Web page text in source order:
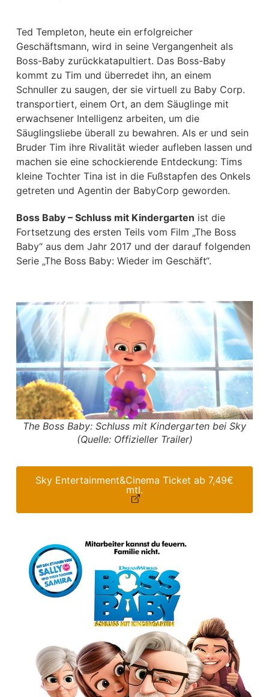
Ted Templeton, heute ein erfolgreicher
Geschäftsmann, wird in seine Vergangenheit als
Boss-Baby zurückkatapultiert. Das Boss-Baby
kommt zu Tim und überredet ihn, an einem
Schnuller zu saugen, der sie virtuell zu Baby Corp.
transportiert, einem Ort, an dem Säuglinge mit
erwachsener Intelligenz arbeiten, um die
Säuglingsliebe überall zu bewahren. Als er und sein
Bruder Tim ihre Rivalität wieder aufleben lassen und
machen sie eine schockierende Entdeckung: Tims
kleine Tochter Tina ist in die Fußstapfen des Onkels
getreten und Agentin der BabyCorp geworden.
Boss Baby – Schluss mit Kindergarten ist die
Fortsetzung des ersten Teils vom Film „The Boss
Baby“ aus dem Jahr 2017 und der darauf folgenden
Serie „The Boss Baby: Wieder im Geschäft“.
The Boss Baby: Schluss mit Kindergarten bei Sky
(Quelle: Offizieller Trailer)
Sky Entertainment&Cinema Ticket ab 7,49€
mtl.